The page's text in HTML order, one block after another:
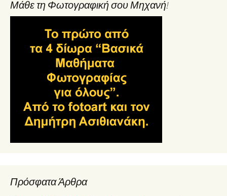
Μάθε τη Φωτογραφική σου Μηχανή!
Πρόσφατα Άρθρα